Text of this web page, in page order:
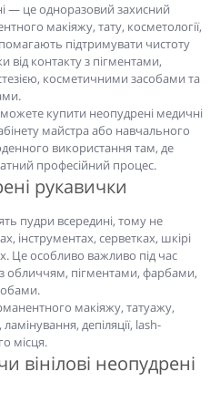
— це одноразовий захисний
макіяжу, тату, косметології,
підтримувати чистоту
від контакту з пігментами,
косметичними засобами та
купити неопудрені медичні
майстра або навчального
використання там, де
професійний процес.
рукавички
пудри всередині, тому не
інструментах, серветках, шкірі
Це особливо важливо під час
обличчям, пігментами, фарбами,
макіяжу, татуажу,
депіляції, lash-
місця.
вінілові неопудрені